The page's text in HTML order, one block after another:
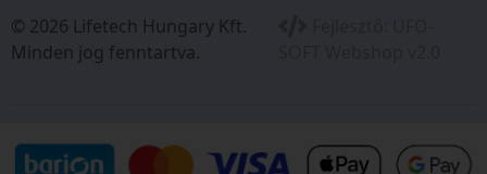
© 2026 Lifetech Hungary Kft.
Minden jog fenntartva.